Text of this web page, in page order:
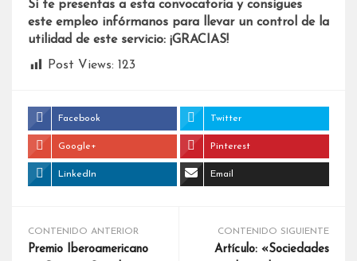
Si te presentas a esta convocatoria y consigues
este empleo infórmanos para llevar un control de la
utilidad de este servicio: ¡GRACIAS!
Post Views: 123
Facebook Twitter
Google+ Pinterest
LinkedIn Email
CONTENIDO ANTERIOR
Premio Iberoamericano
CONTENIDO SIGUIENTE
Artículo: «Sociedades